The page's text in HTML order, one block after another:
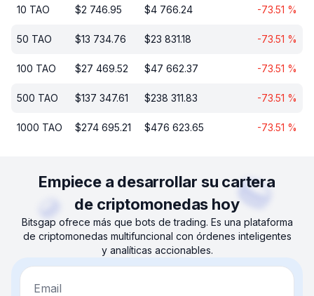
10 TAO $2 746.95 $4 766.24 -73.51 %
50 TAO $13 734.76 $23 831.18 -73.51 %
100 TAO $27 469.52 $47 662.37 -73.51 %
500 TAO $137 347.61 $238 311.83 -73.51 %
1000 TAO $274 695.21 $476 623.65 -73.51 %
Empiece a desarrollar su cartera
de criptomonedas hoy
Bitsgap ofrece más que bots de trading. Es una plataforma
de criptomonedas multifuncional con órdenes inteligentes
y analíticas accionables.
Email